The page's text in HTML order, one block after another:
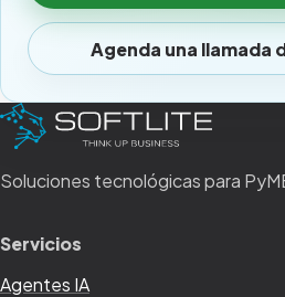
Agenda una llamada
Soluciones tecnológicas para
Servicios
Agentes IA